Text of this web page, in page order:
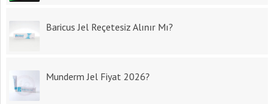
Baricus Jel Reçetesiz Alınır Mı?
Munderm Jel Fiyat 2026?